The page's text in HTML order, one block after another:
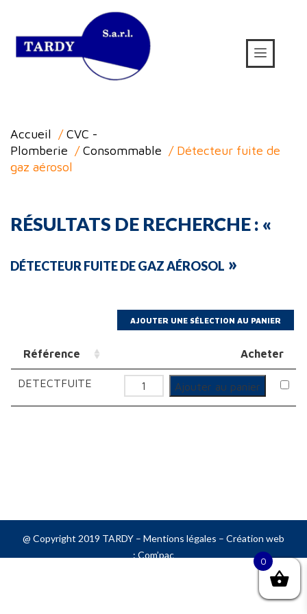
Accueil /CVC -
Plomberie /Consommable / Détecteur fuite de
gaz aérosol
RÉSULTATS DE RECHERCHE : «
DÉTECTEUR FUITE DE GAZ AÉROSOL »
Référence Acheter
DETECTFUITE
quantité
de
Ajouter au panier
@ Copyright 2019 TARDY – Mentions légales – Création web
: Com’pac
0